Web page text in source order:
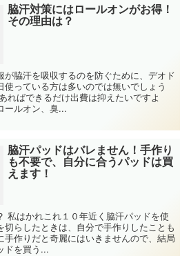
脇汗対策にはロールオンがお得！
その理由は？
が脇汗を吸収するのを防ぐために、デオド
っている方は多いのでは無いでしょう
ればできるだけ出費は抑えたいですよ
ールオン、臭...
脇汗パッドはバレません！手作り
も不要で、自分に合うパッドは買
えます！
私はかれこれ１０年近く脇汗パッドを使
切らしたときは、自分で手作りしたことも
手作りだと奇麗にはいきませんので、結局
ドを買う...